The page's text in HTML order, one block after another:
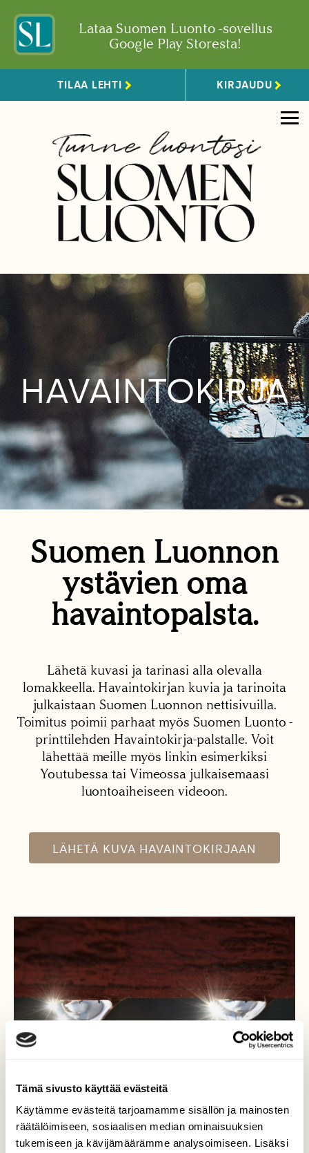
Tämä sivusto käyttää evästeitä
Käytämme evästeitä tarjoamamme sisällön ja mainosten
räätälöimiseen, sosiaalisen median ominaisuuksien
tukemiseen ja kävijämäärämme analysoimiseen. Lisäksi
Lataa Suomen Luonto -sovellus
Google Play Storesta!
TILAA LEHTI KIRJAUDU
HAVAINTOKIRJA
Suomen Luonnon
ystävien oma
havaintopalsta.
Lähetä kuvasi ja tarinasi alla olevalla
lomakkeella. Havaintokirjan kuvia ja tarinoita
julkaistaan Suomen Luonnon nettisivuilla.
Toimitus poimii parhaat myös Suomen Luonto -
printtilehden Havaintokirja-palstalle. Voit
lähettää meille myös linkin esimerkiksi
Youtubessa tai Vimeossa julkaisemaasi
luontoaiheiseen videoon.
LÄHETÄ KUVA HAVAINTOKIRJAAN